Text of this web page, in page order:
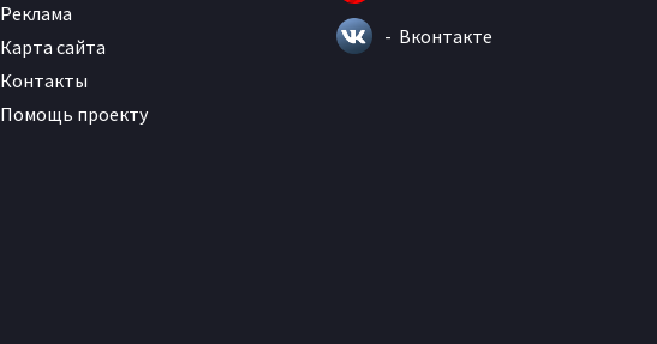
Реклама
Карта сайта
Контакты
Помощь проекту
Вконтакте